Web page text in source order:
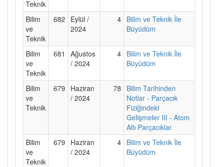
Teknik
Bilim
ve
Teknik
682
Eylül /
2024
4 Bilim ve Teknik İle
Büyüdüm
Bilim
ve
Teknik
681
Ağustos
/ 2024
4 Bilim ve Teknik İle
Büyüdüm
Bilim
ve
Teknik
679
Haziran
/ 2024
78
Bilim Tarihinden
Notlar - Parçacık
Fiziğindeki
Gelişmeler III - Atom
Altı Parçacıklar
Bilim
ve
Teknik
679
Haziran
/ 2024
4 Bilim ve Teknik İle
Büyüdüm